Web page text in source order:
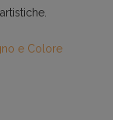
e Colore